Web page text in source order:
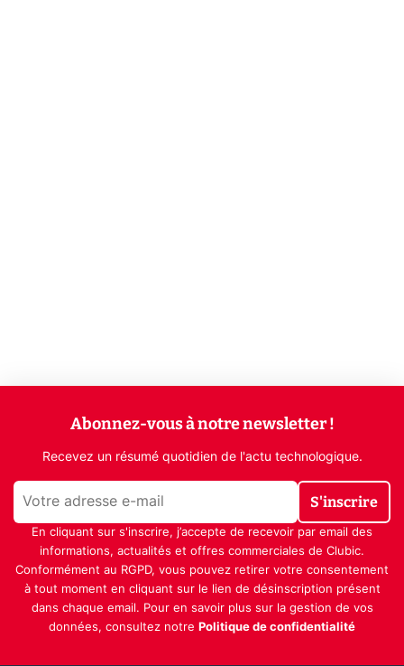
Abonnez-vous à notre newsletter !
Recevez un résumé quotidien de l'actu technologique.
S'inscrire
En cliquant sur s'inscrire, j’accepte de recevoir par email des
informations, actualités et offres commerciales de Clubic.
Conformément au RGPD, vous pouvez retirer votre consentement
à tout moment en cliquant sur le lien de désinscription présent
dans chaque email. Pour en savoir plus sur la gestion de vos
données, consultez notre Politique de confidentialité